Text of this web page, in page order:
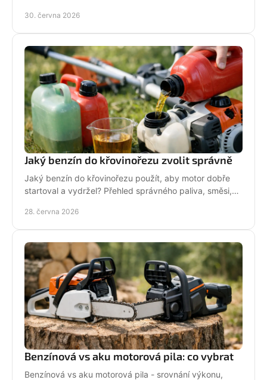
30. června 2026
Jaký benzín do křovinořezu zvolit správně
Jaký benzín do křovinořezu použít, aby motor dobře
startoval a vydržel? Přehled správného paliva, směsi,
28. června 2026
Benzínová vs aku motorová pila: co vybrat
Benzínová vs aku motorová pila - srovnání výkonu,